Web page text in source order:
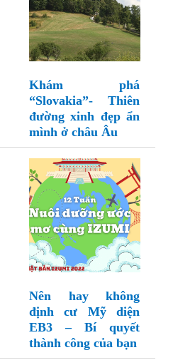
Khám phá
“Slovakia”- Thiên
đường xinh đẹp ẩn
mình ở châu Âu
Nên hay không
định cư Mỹ diện
EB3 – Bí quyết
thành công của bạn